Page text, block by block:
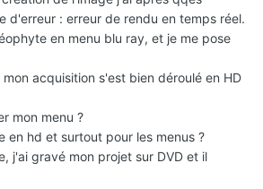
d'erreur : erreur de rendu en temps réel.
en menu blu ray, et je me pose
acquisition s'est bien déroulé en HD
mon menu ?
en hd et surtout pour les menus ?
j'ai gravé mon projet sur DVD et il